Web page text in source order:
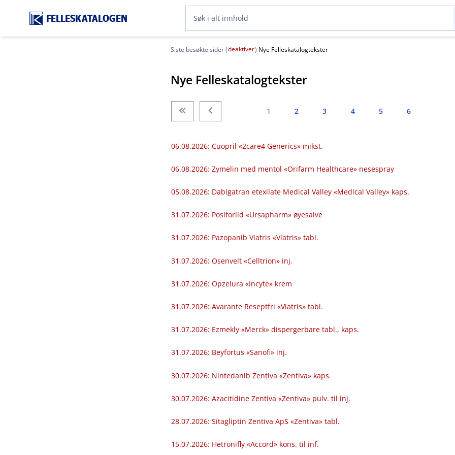
FELLESKATALOGEN
Siste besøkte sider (deaktiver) Nye Felleskatalogtekster
Nye Felleskatalogtekster
1 2 3 4 5 6
06.08.2026: Cuopril «2care4 Generics» mikst.
06.08.2026: Zymelin med mentol «Orifarm Healthcare» nesespray
05.08.2026: Dabigatran etexilate Medical Valley «Medical Valley» kaps.
31.07.2026: Posiforlid «Ursapharm» øyesalve
31.07.2026: Pazopanib Viatris «Viatris» tabl.
31.07.2026: Osenvelt «Celltrion» inj.
31.07.2026: Opzelura «Incyte» krem
31.07.2026: Avarante Reseptfri «Viatris» tabl.
31.07.2026: Ezmekly «Merck» dispergerbare tabl., kaps.
31.07.2026: Beyfortus «Sanofi» inj.
30.07.2026: Nintedanib Zentiva «Zentiva» kaps.
30.07.2026: Azacitidine Zentiva «Zentiva» pulv. til inj.
28.07.2026: Sitagliptin Zentiva ApS «Zentiva» tabl.
15.07.2026: Hetronifly «Accord» kons. til inf.